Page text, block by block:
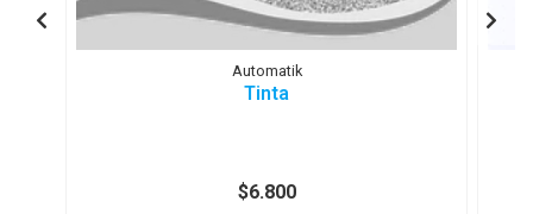
Automatik
Tinta
$6.800